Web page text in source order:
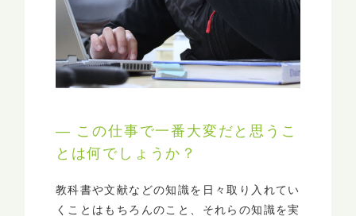
― この仕事で一番大変だと思うこ
とは何でしょうか？
教科書や文献などの知識を日々取り入れてい
くことはもちろんのこと、それらの知識を実